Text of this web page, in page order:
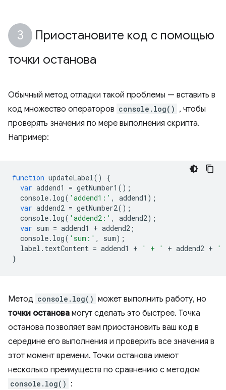
Приостановите код с помощью
точки останова
Обычный метод отладки такой проблемы — вставить в
код множество операторов console.log() , чтобы
проверять значения по мере выполнения скрипта.
Например:
function updateLabel()
{
var addend1 = getNumber1 ();
console. log( 'addend1:' , addend1 );
var addend2 = getNumber2();
console. log( 'addend2:' , addend2);
var sum = addend1 + addend2 ;
console. log( 'sum:' , sum);
label . textContent = addend1 + ' + ' + addend2 +
'
}
Метод console.log() может выполнить работу, но
точки останова могут сделать это быстрее. Точка
останова позволяет вам приостановить ваш код в
середине его выполнения и проверить все значения в
этот момент времени. Точки останова имеют
несколько преимуществ по сравнению с методом
console.log() :